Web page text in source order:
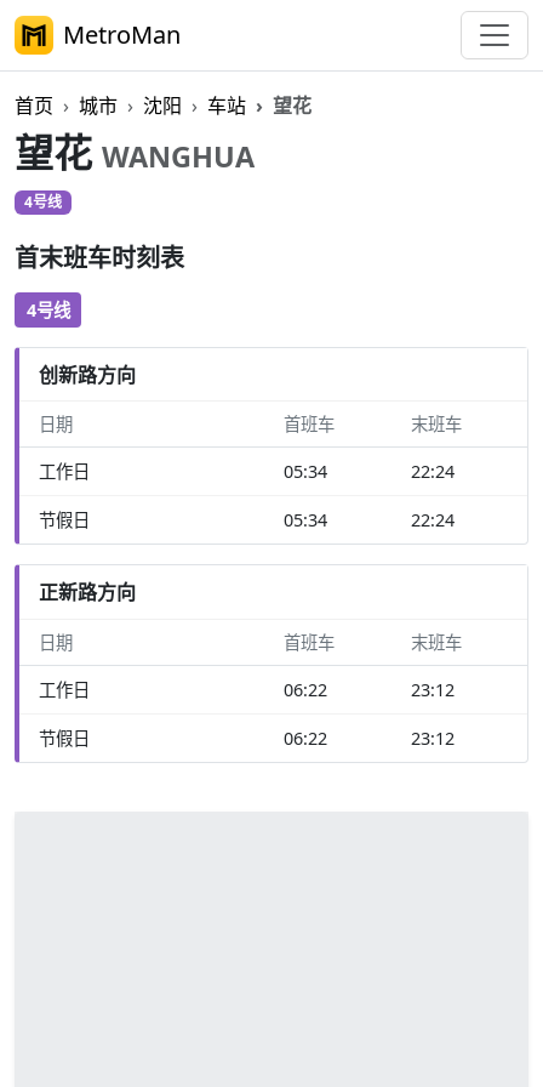
MetroMan
首页 城市 沈阳 车站 望花
望花 WANGHUA
4号线
首末班车时刻表
4号线
创新路方向
日期 首班车 末班车
工作日 05:34 22:24
节假日 05:34 22:24
正新路方向
日期 首班车 末班车
工作日 06:22 23:12
节假日 06:22 23:12